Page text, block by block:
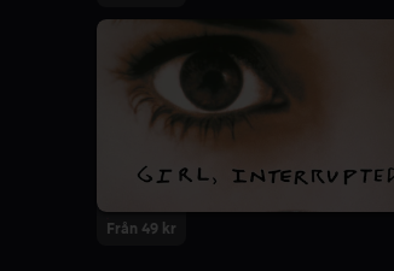
Från 49 kr